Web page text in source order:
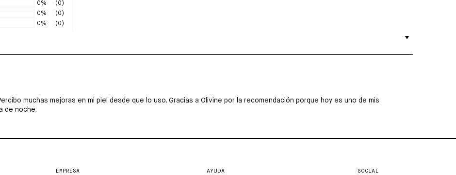
0%
(0)
0%
(0)
0%
(0)
muchas mejoras en mi piel desde que lo uso. Gracias a Olivine por la recomendación porque hoy es uno de mis
de noche.
EMPRESA AYUDA SOCIAL